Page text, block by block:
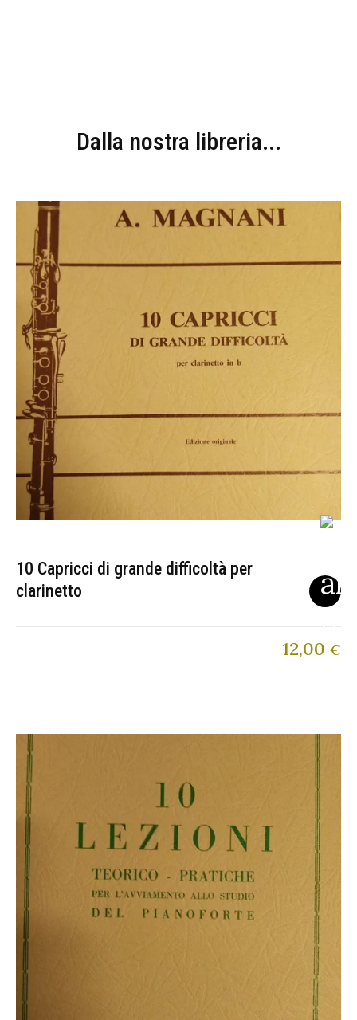
Dalla nostra libreria...
10 Capricci di grande difficoltà per
clarinetto
12,00 €